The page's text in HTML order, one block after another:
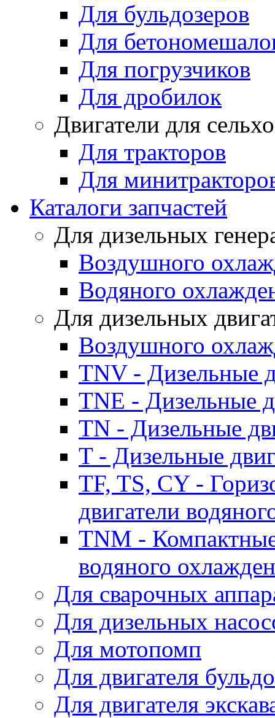
Для бульдозеров
Для
Для погрузчиков
Для дробилок
Двигатели для
Для тракторов
Для
Каталоги запчастей
Для дизельных
Воздушного
Водяного
Для дизельных
Воздушного
TNV - Дизельные
TNE - Дизельные
TN - Дизельные
T - Дизельные
TF, TS, CY -
двигатели
TNM -
водяного
Для сварочных
Для дизельных
Для мотопомп
Для двигателя
Для двигателя